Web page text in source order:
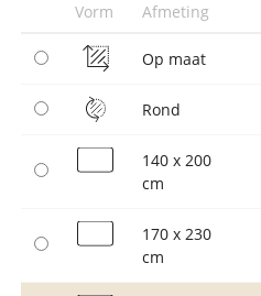
Vorm Afmeting
Op maat
Rond
140 x 200
cm
170 x 230
cm